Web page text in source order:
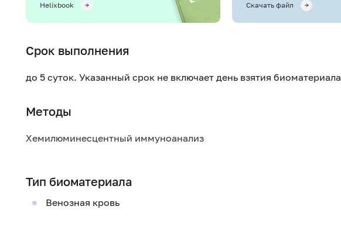
Helixbook Скачать файл
Срок выполнения
до 5 суток. Указанный срок не включает день взятия биоматериала
Методы
Хемилюминесцентный иммуноанализ
Тип биоматериала
Венозная кровь